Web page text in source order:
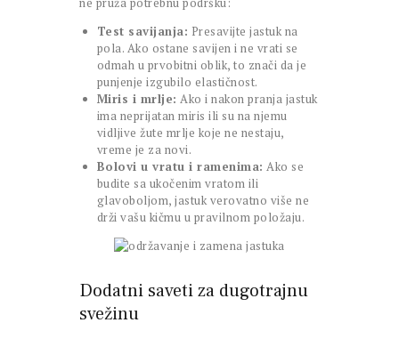
Test savijanja: Presavijte jastuk na
pola. Ako ostane savijen i ne vrati se
odmah u prvobitni oblik, to znači da je
punjenje izgubilo elastičnost.
Miris i mrlje: Ako i nakon pranja jastuk
ima neprijatan miris ili su na njemu
vidljive žute mrlje koje ne nestaju,
vreme je za novi.
Bolovi u vratu i ramenima: Ako se
budite sa ukočenim vratom ili
glavoboljom, jastuk verovatno više ne
drži vašu kičmu u pravilnom položaju.
Dodatni saveti za dugotrajnu
svežinu